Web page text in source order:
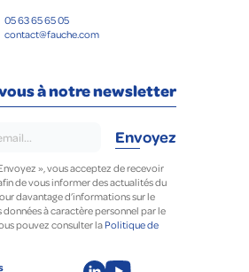
05 63 65 65 05
contact@fauche.com
à notre newsletter
», vous acceptez de recevoir
de vous informer des actualités du
davantage d’informations sur le
à caractère personnel par le
pouvez consulter laPolitique de